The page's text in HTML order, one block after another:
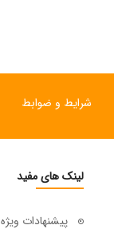
شرایط و ضوابط
لینک های مفید
پیشنهادات ویژه